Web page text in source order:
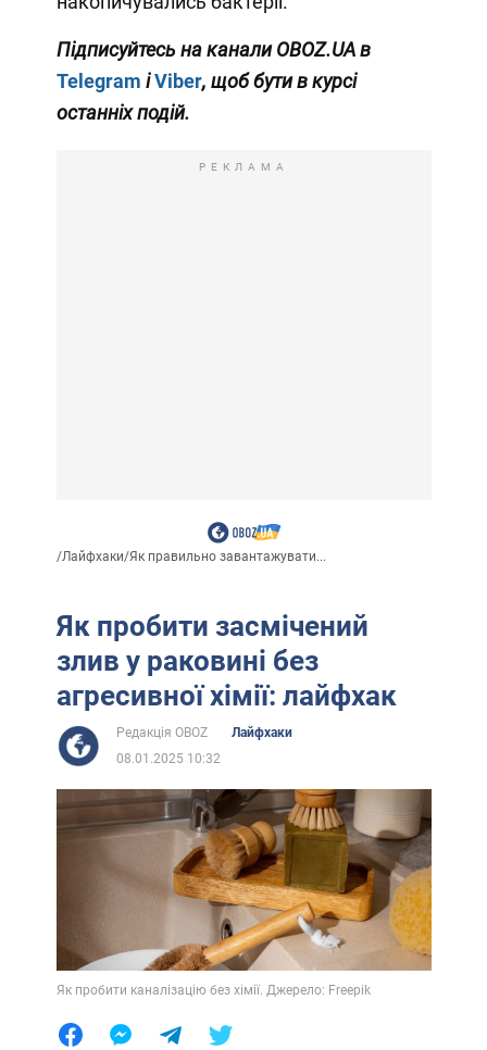
Підписуйтесь на канали OBOZ.UA в
Telegram іViber, щоб бути в курсі
останніх подій.
РЕКЛАМА
/Лайфхаки/Як правильно завантажувати...
Як пробити засмічений
злив у раковині без
агресивної хімії: лайфхак
Редакція OBOZ
Лайфхаки
08.01.2025 10:32
Як пробити каналізацію без хімії. Джерело: Freepik